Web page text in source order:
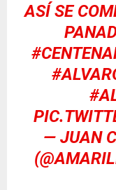
ASÍ SE
— JUAN